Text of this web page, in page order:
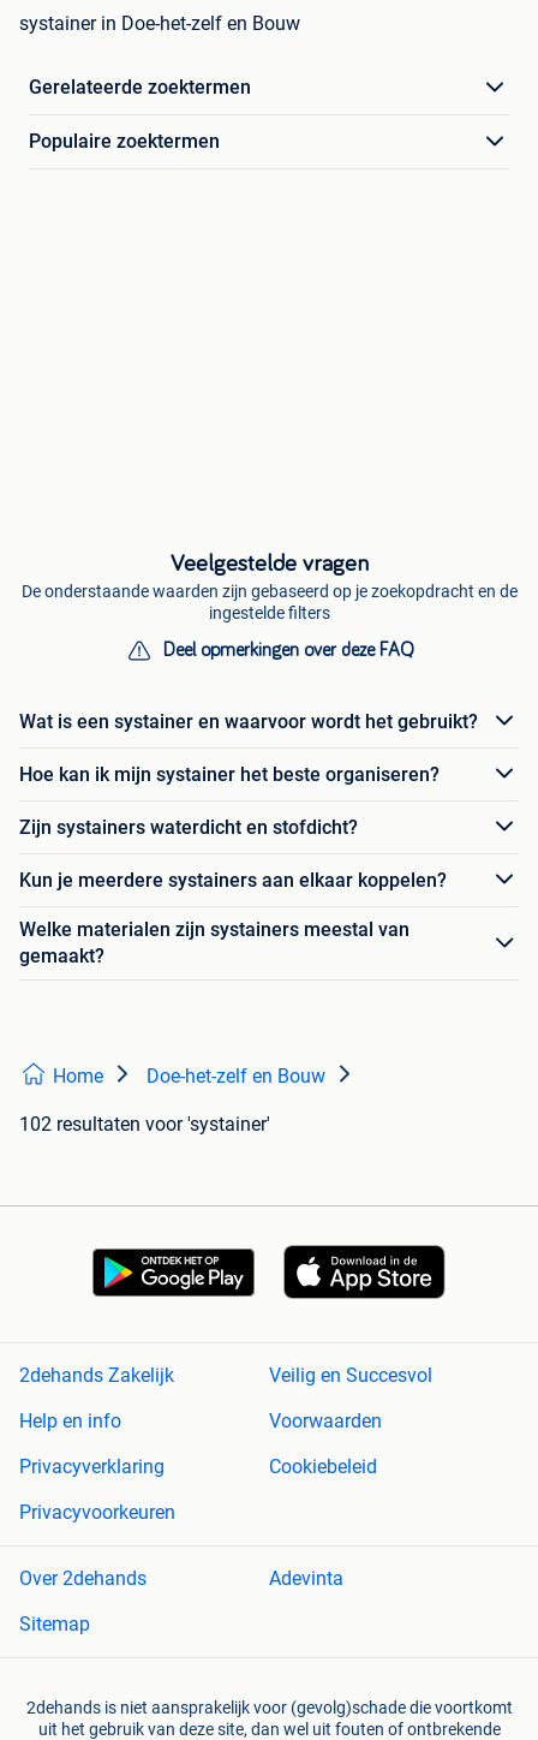
systainer in Doe-het-zelf en Bouw
Gerelateerde zoektermen
Populaire zoektermen
Veelgestelde vragen
De onderstaande waarden zijn gebaseerd op je zoekopdracht en de
ingestelde filters
Deel opmerkingen over deze FAQ
Wat is een systainer en waarvoor wordt het gebruikt?
Hoe kan ik mijn systainer het beste organiseren?
Zijn systainers waterdicht en stofdicht?
Kun je meerdere systainers aan elkaar koppelen?
Welke materialen zijn systainers meestal van
gemaakt?
Home Doe-het-zelf en Bouw
102 resultaten voor 'systainer'
2dehands Zakelijk
Veilig en Succesvol
Help en info
Voorwaarden
Privacyverklaring
Cookiebeleid
Privacyvoorkeuren
Over 2dehands
Adevinta
Sitemap
2dehands is niet aansprakelijk voor (gevolg)schade die voortkomt
uit het gebruik van deze site, dan wel uit fouten of ontbrekende